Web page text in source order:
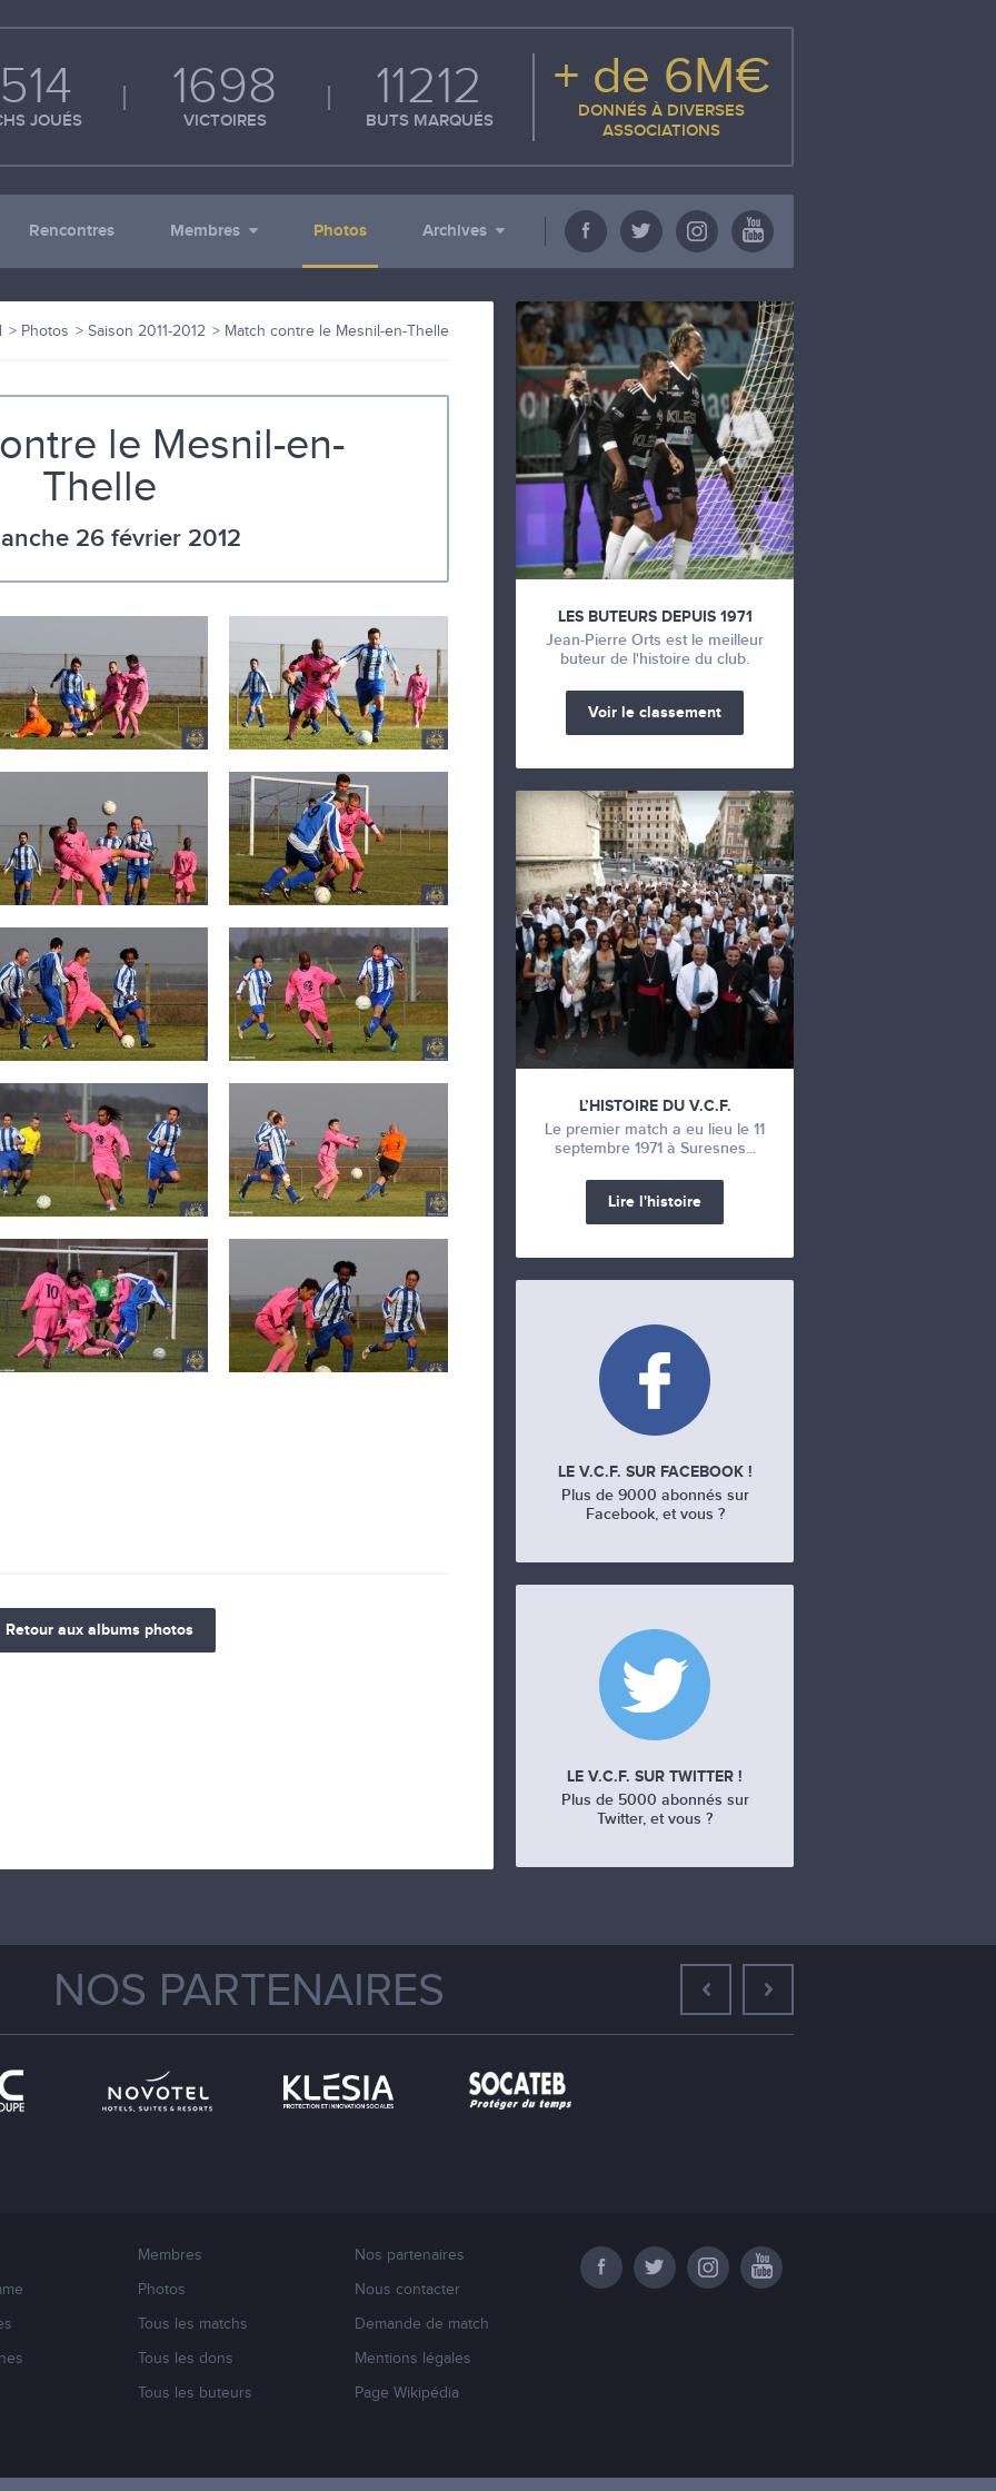
JOUÉS
1698
VICTOIRES
11212
BUTS MARQUÉS
+ de 6M€
DONNÉS À DIVERSES
ASSOCIATIONS
Rencontres Membres Photos Archives
Photos Saison 2011-2012 Match contre le Mesnil-en-Thelle
le Mesnil-en-
Thelle
26 février 2012
Retour aux albums photos
LES BUTEURS DEPUIS 1971
Jean-Pierre Orts est le meilleur
buteur de l'histoire du club.
Voir le classement
L’HISTOIRE DU V.C.F.
Le premier match a eu lieu le 11
septembre 1971 à Suresnes...
Lire l'histoire
LE V.C.F. SUR FACEBOOK !
Plus de 9000 abonnés sur
Facebook, et vous ?
LE V.C.F. SUR TWITTER !
Plus de 5000 abonnés sur
Twitter, et vous ?
NOS PARTENAIRES
Membres
Photos
Tous les matchs
Tous les dons
Tous les buteurs
Nos partenaires
Nous contacter
Demande de match
Mentions légales
Page Wikipédia